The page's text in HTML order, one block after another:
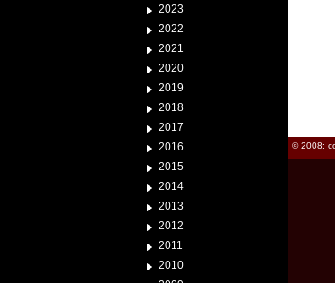
2023
2022
2021
2020
2019
2018
2017
2016
2015
2014
2013
2012
2011
2010
© 2008: